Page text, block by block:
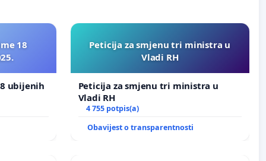
18
ubijenih
Peticija za smjenu tri ministra u
Vladi RH
Peticija za smjenu tri ministra u
Vladi RH
4 755 potpis(a)
Obavijest o transparentnosti